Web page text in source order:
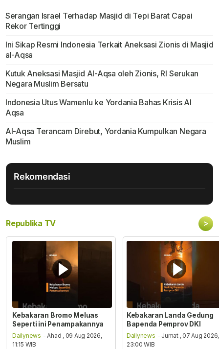
Serangan Israel Terhadap Masjid di Tepi Barat Capai
Rekor Tertinggi
Ini Sikap Resmi Indonesia Terkait Aneksasi Zionis di Masjid
al-Aqsa
Kutuk Aneksasi Masjid Al-Aqsa oleh Zionis, RI Serukan
Negara Muslim Bersatu
Indonesia Utus Wamenlu ke Yordania Bahas Krisis Al
Aqsa
Al-Aqsa Terancam Direbut, Yordania Kumpulkan Negara
Muslim
Rekomendasi
Republika TV >
Kebakaran Bromo Meluas
Seperti ini Penampakannya
Dailynews - Ahad , 09 Aug 2026,
11:15 WIB
Kebakaran Landa Gedung
Bapenda Pemprov DKI
Dailynews - Jumat , 07 Aug 2026,
23:00 WIB